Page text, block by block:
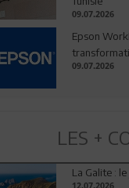
09.07.2026
Epson
09.07.2026
LES +
La Galite :
12.07.2026